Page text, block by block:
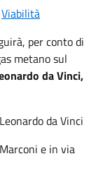
Viabilità
per conto di
metano sul
da Vinci,
da Vinci
e in via